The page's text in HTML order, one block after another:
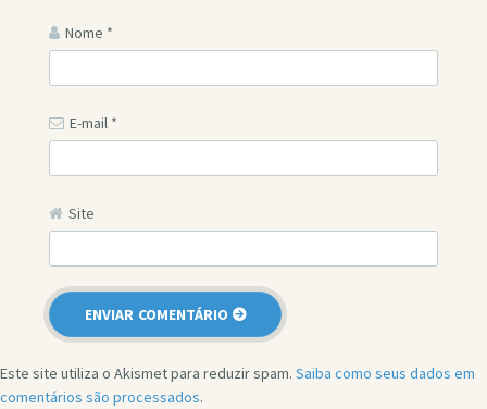
Nome *
E-mail *
Site
Este site utiliza o Akismet para reduzir spam. Saiba como seus dados em
comentários são processados.